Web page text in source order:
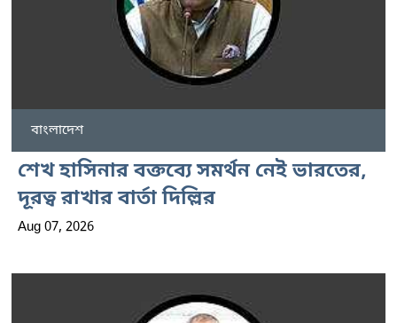
বাংলাদেশ
শেখ হাসিনার বক্তব্যে সমর্থন নেই ভারতের,
দূরত্ব রাখার বার্তা দিল্লির
Aug 07, 2026